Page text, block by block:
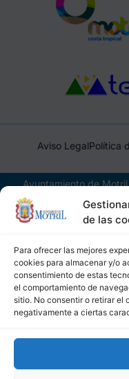
de las
Para ofrecer las mejores
cookies para almacenar y/o
consentimiento de estas
el comportamiento de
sitio. No consentir o retirar el
negativamente a ciertas
Aviso LegalPolítica
Ayuntamiento de
(Granada), CIF: